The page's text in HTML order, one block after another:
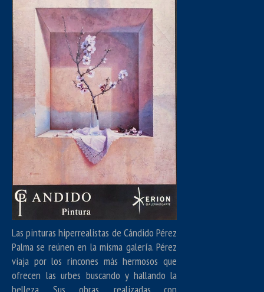
Las pinturas hiperrealistas de Cándido Pérez
Palma se reúnen en la misma galería. Pérez
viaja por los rincones más hermosos que
ofrecen las urbes buscando y hallando la
belleza. Sus obras, realizadas con